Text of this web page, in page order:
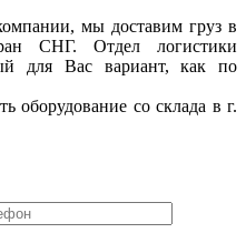
мы доставим груз в
СНГ. Отдел логистики
для Вас вариант, как по
оборудование со склада в г.